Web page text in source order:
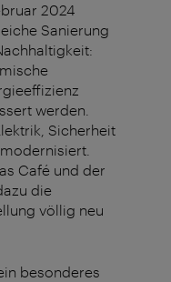
2024
Sanierung
werden.
Sicherheit
Café und der
die
völlig neu
besonderes